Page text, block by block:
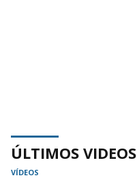
ÚLTIMOS VIDEOS
VÍDEOS